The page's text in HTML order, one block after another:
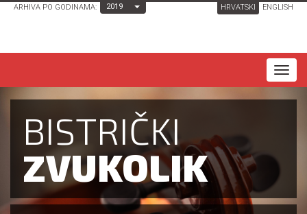
ARHIVA PO GODINAMA: 2019 Toggle Dropdown HRVATSKI ENGLISH
T
a
BISTRIČKI
ZVUKOLIK